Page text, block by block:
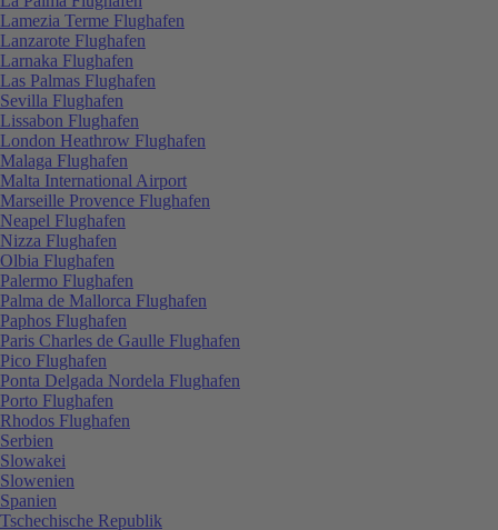
Lamezia Terme Flughafen
Lanzarote Flughafen
Larnaka Flughafen
Las Palmas Flughafen
Sevilla Flughafen
Lissabon Flughafen
London Heathrow Flughafen
Malaga Flughafen
Malta International Airport
Marseille Provence Flughafen
Neapel Flughafen
Nizza Flughafen
Olbia Flughafen
Palermo Flughafen
Palma de Mallorca Flughafen
Paphos Flughafen
Paris Charles de Gaulle Flughafen
Pico Flughafen
Ponta Delgada Nordela Flughafen
Porto Flughafen
Rhodos Flughafen
Serbien
Slowakei
Slowenien
Spanien
Tschechische Republik